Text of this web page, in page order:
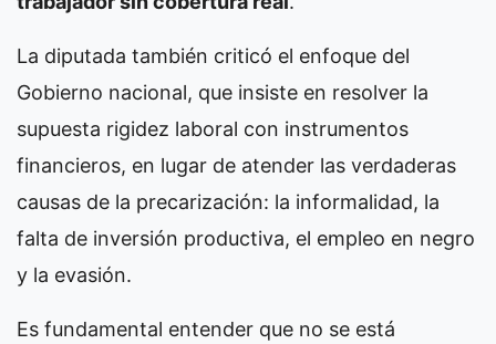
La diputada también criticó el enfoque del
Gobierno nacional, que insiste en resolver la
supuesta rigidez laboral con instrumentos
financieros, en lugar de atender las verdaderas
causas de la precarización: la informalidad, la
falta de inversión productiva, el empleo en negro
y la evasión.
Es fundamental entender que no se está